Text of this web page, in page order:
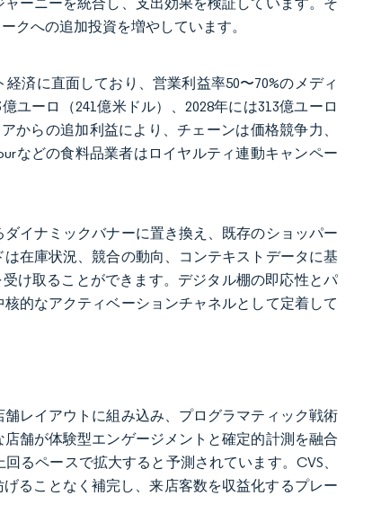
クへの追加投資を増やしています。
済に直面しており、営業利益率50〜70%のメディ
ユーロ（241億米ドル）、2028年には313億ユーロ
からの追加利益により、チェーンは価格競争力、
などの食料品業者はロイヤルティ連動キャンペー
イナミックバナーに置き換え、既存のショッパー
在庫状況、競合の動向、コンテキストデータに基
け取ることができます。デジタル棚の即応性とパ
的なアクティベーションチャネルとして定着して
レイアウトに組み込み、プログラマティック戦術
舗が体験型エンゲージメントと確定的計測を融合
るペースで拡大すると予測されています。CVS、
ることなく補完し、来店客数を収益化するプレー